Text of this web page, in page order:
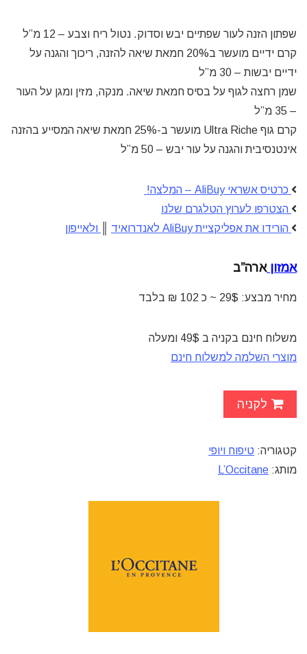
שפתון הזנה לעור שפתיים יבש וסדוק. נטול ריח וצבע – 12 מ”ל
קרם ידיים מועשר ב20% חמאת שיאה להזנה, ריכוך והגנה על
ידיים יבשות – 30 מ”ל
שמן רחצה לגוף על בסיס חמאת שיאה. מנקה, מזין ומגן על העור
– 35 מ”ל
קרם גוף Ultra Riche מועשר ב-25% חמאת שיאה המסייע בהזנה
אינטנסיבית והגנה על עור יבש – 50 מ”ל
כרטיס אשראי AliBuy – המלצה!
הצטרפו לערוץ הטלגרם שלנו
הורידו את אפליקציית AliBuy לאנדרואיד
ולאייפון
אמזוןארה”ב
מחיר מבצע: 29$ ~ כ 102 ₪ בלבד
משלוח חינם בקניה ב 49$ ומעלה
מוצרי השלמה למשלוח חינם
לקניה
קטגוריה: טיפוח ויופי
מותג: L’Occitane